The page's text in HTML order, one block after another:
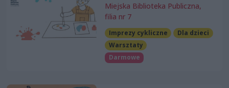
Miejska Biblioteka Publiczna,
filia nr 7
Imprezy cykliczne
Dla dzieci
Warsztaty
Darmowe